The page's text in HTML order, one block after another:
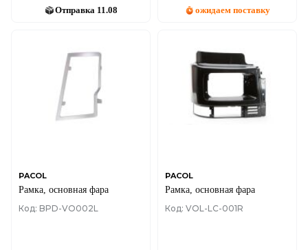
Отправка 11.08 ожидаем поставку
PACOL
Рамка, основная фара
Код: BPD-VO002L
PACOL
Рамка, основная фара
Код: VOL-LC-001R